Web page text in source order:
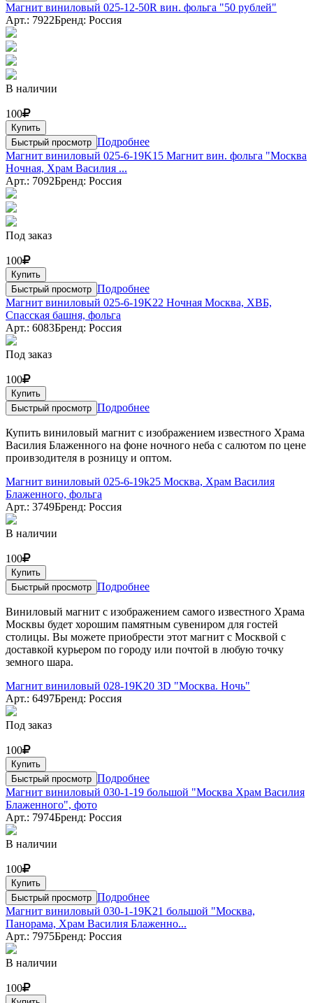
Магнит виниловый 025-12-50R вин. фольга "50 рублей"
Арт.: 7922Бренд: Россия
В наличии
100
Купить
Быстрый просмотр Подробнее
Магнит виниловый 025-6-19K15 Магнит вин. фольга "Москва
Ночная, Храм Василия ...
Арт.: 7092Бренд: Россия
Под заказ
100
Купить
Быстрый просмотр Подробнее
Магнит виниловый 025-6-19K22 Ночная Москва, ХВБ,
Спасская башня, фольга
Арт.: 6083Бренд: Россия
Под заказ
100
Купить
Быстрый просмотр Подробнее
Купить виниловый магнит с изображением известного Храма
Василия Блаженного на фоне ночного неба с салютом по цене
проивзодителя в розницу и оптом.
Магнит виниловый 025-6-19k25 Москва, Храм Василия
Блаженного, фольга
Арт.: 3749Бренд: Россия
В наличии
100
Купить
Быстрый просмотр Подробнее
Виниловый магнит с изображением самого известного Храма
Москвы будет хорошим памятным сувениром для гостей
столицы. Вы можете приобрести этот магнит с Москвой с
доставкой курьером по городу или почтой в любую точку
земного шара.
Магнит виниловый 028-19K20 3D "Москва. Ночь"
Арт.: 6497Бренд: Россия
Под заказ
100
Купить
Быстрый просмотр Подробнее
Магнит виниловый 030-1-19 большой "Москва Храм Василия
Блаженного", фото
Арт.: 7974Бренд: Россия
В наличии
100
Купить
Быстрый просмотр Подробнее
Магнит виниловый 030-1-19K21 большой "Москва,
Панорама, Храм Василия Блаженно...
Арт.: 7975Бренд: Россия
В наличии
100